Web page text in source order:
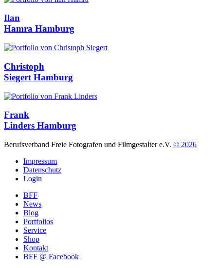
Ilan
Hamra Hamburg
Christoph
Siegert Hamburg
Frank
Linders Hamburg
Berufsverband Freie Fotografen und Filmgestalter e.V. © 2026
Impressum
Datenschutz
Login
BFF
News
Blog
Portfolios
Service
Shop
Kontakt
BFF @ Facebook